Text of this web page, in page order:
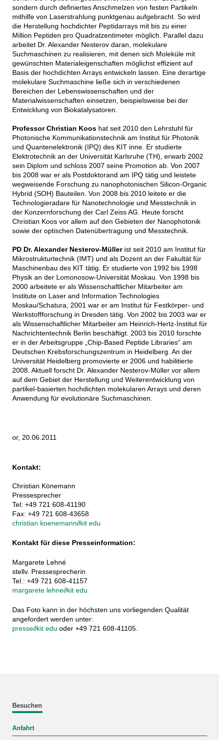
sondern durch definiertes Anschmelzen von festen Partikeln
mithilfe von Laserstrahlung punktgenau aufgebracht. So wird
die Herstellung hochdichter Peptidarrays mit bis zu einer
Million Peptiden pro Quadratzentimeter möglich. Parallel dazu
arbeitet Dr. Alexander Nesterov daran, molekulare
Suchmaschinen zu realisieren, mit denen sich Moleküle mit
gewünschten Materialeigenschaften möglichst effizient auf
Basis der hochdichten Arrays entwickeln lassen. Eine derartige
molekulare Suchmaschine ließe sich in verschiedenen
Bereichen der Lebenswissenschaften und der
Materialwissenschaften einsetzen, beispielsweise bei der
Entwicklung von Biokatalysatoren.
Professor Christian Kooshat seit 2010 den Lehrstuhl für
Photonische Kommunikationstechnik am Institut für Photonik
und Quantenelektronik (IPQ) des KIT inne. Er studierte
Elektrotechnik an der Universität Karlsruhe (TH), erwarb 2002
sein Diplom und schloss 2007 seine Promotion ab. Von 2007
bis 2008 war er als Postdoktorand am IPQ tätig und leistete
wegweisende Forschung zu nanophotonischen Silicon-Organic
Hybrid (SOH) Bauteilen. Von 2008 bis 2010 leitete er die
Technologieradare für Nanotechnologie und Messtechnik in
der Konzernforschung der Carl Zeiss AG. Heute forscht
Christian Koos vor allem auf den Gebieten der Nanophotonik
sowie der optischen Datenübertragung und Messtechnik.
PD Dr. Alexander Nesterov-Müllerist seit 2010 am Institut für
Mikrostrukturtechnik (IMT) und als Dozent an der Fakultät für
Maschinenbau des KIT tätig. Er studierte von 1992 bis 1998
Physik an der Lomonosow-Universität Moskau. Von 1998 bis
2000 arbeitete er als Wissenschaftlicher Mitarbeiter am
Institute on Laser and Information Technologies
Moskau/Schatura, 2001 war er am Institut für Festkörper- und
Werkstoffforschung in Dresden tätig. Von 2002 bis 2003 war er
als Wissenschaftlicher Mitarbeiter am Heinrich-Hertz-Institut für
Nachrichtentechnik Berlin beschäftigt. 2003 bis 2010 forschte
er in der Arbeitsgruppe „Chip-Based Peptide Libraries“ am
Deutschen Krebsforschungszentrum in Heidelberg. An der
Universität Heidelberg promovierte er 2006 und habilitierte
2008. Aktuell forscht Dr. Alexander Nesterov-Müller vor allem
auf dem Gebiet der Herstellung und Weiterentwicklung von
partikel-basierten hochdichten molekularen Arrays und deren
Anwendung für evolutionäre Suchmaschinen.
or, 20.06.2011
Kontakt:
Christian Könemann
Pressesprecher
Tel: +49 721 608-41190
Fax: +49 721 608-43658
christian koenemann∂kit edu
Kontakt für diese Presseinformation:
Margarete Lehné
stellv. Pressesprecherin
Tel.: +49 721 608-41157
margarete lehne∂kit edu
Das Foto kann in der höchsten uns vorliegenden Qualität
angefordert werden unter:
presse∂kit edu oder +49 721 608-41105.
Besuchen
Anfahrt